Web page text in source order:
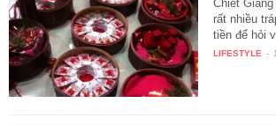
Chiết
rất nhiều
tiền để hỏi
Được…
LIFESTYLE -